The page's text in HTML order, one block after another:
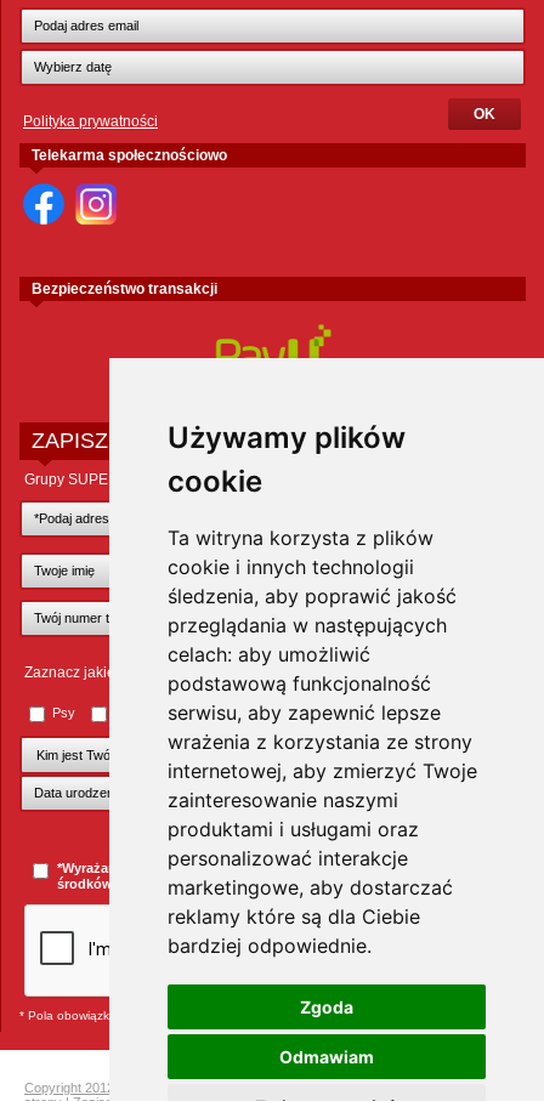
Używamy plików
cookie
Ta witryna korzysta z plików
cookie i innych technologii
śledzenia, aby poprawić jakość
przeglądania w następujących
celach: aby umożliwić
podstawową funkcjonalność
serwisu, aby zapewnić lepsze
wrażenia z korzystania ze strony
internetowej, aby zmierzyć Twoje
zainteresowanie naszymi
produktami i usługami oraz
personalizować interakcje
marketingowe, aby dostarczać
reklamy które są dla Ciebie
bardziej odpowiednie.
Zgoda
Odmawiam
Polityka prywatności
Telekarma społecznościowo
Bezpieczeństwo transakcji
ZAPISZ SIĘ DO NEWSLETTERA
Grupy SUPER ZOO POLAND Sp. z o.o.
Zaznacz jakie zwierzęta Cię interesują
Psy Małe ssaki Ptaki Inne zwierzęta
+Dodaj kolejnego pupila
*Wyrażam zgodę na przesyłanie informacji handlowych za pomocą
środków komunikacji elektronicznej. więcej »
* Pola obowiązkowe
Copyright 2012 Telekarma